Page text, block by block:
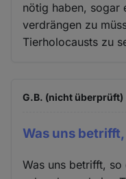
nötig haben, sogar
verdrängen zu
Tierholocausts zu
G.B. (nicht überprüft)
Was uns betrifft,
Was uns betrifft, so